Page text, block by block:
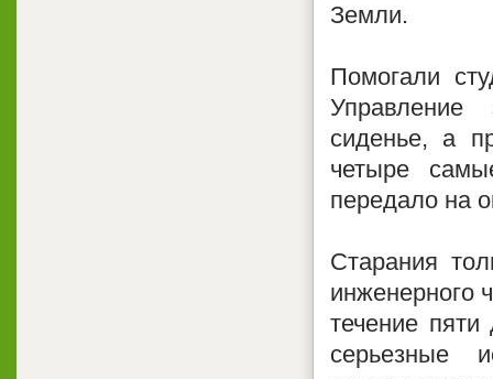
Земли.
Помогали
Управление
сиденье, а
четыре
передало на
Старания
инженерного
течение
серьезные